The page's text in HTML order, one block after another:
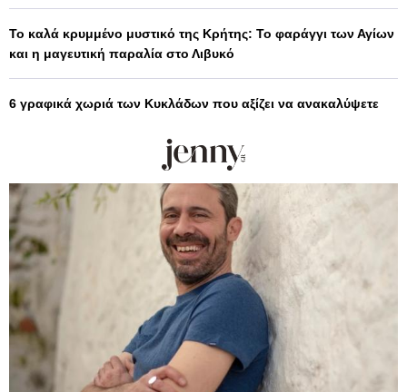
Το καλά κρυμμένο μυστικό της Κρήτης: Το φαράγγι των Αγίων
και η μαγευτική παραλία στο Λιβυκό
6 γραφικά χωριά των Κυκλάδων που αξίζει να ανακαλύψετε